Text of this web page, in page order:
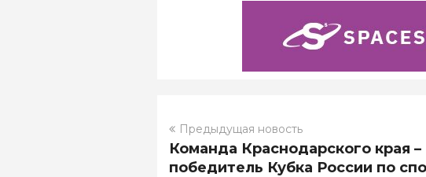
Предыдущая новость
Команда Краснодарского края –
победитель Кубка России по